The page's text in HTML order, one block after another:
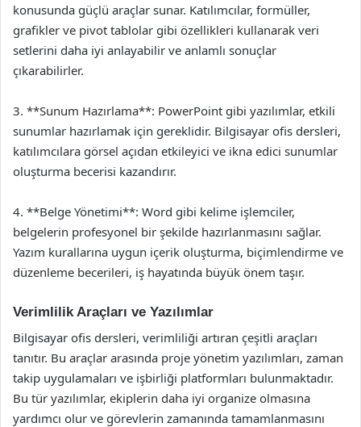
konusunda güçlü araçlar sunar. Katılımcılar, formüller,
grafikler ve pivot tablolar gibi özellikleri kullanarak veri
setlerini daha iyi anlayabilir ve anlamlı sonuçlar
çıkarabilirler.
3. **Sunum Hazırlama**: PowerPoint gibi yazılımlar, etkili
sunumlar hazırlamak için gereklidir. Bilgisayar ofis dersleri,
katılımcılara görsel açıdan etkileyici ve ikna edici sunumlar
oluşturma becerisi kazandırır.
4. **Belge Yönetimi**: Word gibi kelime işlemciler,
belgelerin profesyonel bir şekilde hazırlanmasını sağlar.
Yazım kurallarına uygun içerik oluşturma, biçimlendirme ve
düzenleme becerileri, iş hayatında büyük önem taşır.
Verimlilik Araçları ve Yazılımlar
Bilgisayar ofis dersleri, verimliliği artıran çeşitli araçları
tanıtır. Bu araçlar arasında proje yönetim yazılımları, zaman
takip uygulamaları ve işbirliği platformları bulunmaktadır.
Bu tür yazılımlar, ekiplerin daha iyi organize olmasına
yardımcı olur ve görevlerin zamanında tamamlanmasını